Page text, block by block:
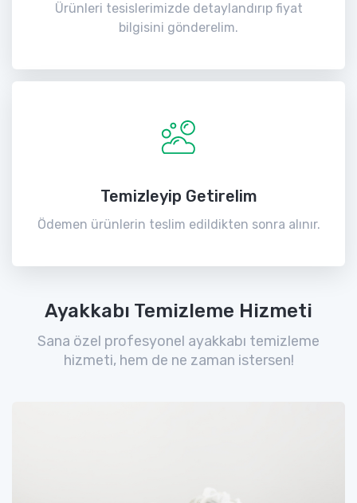
Ürünleri tesislerimizde detaylandırıp fiyat
bilgisini gönderelim.
Temizleyip Getirelim
Ödemen ürünlerin teslim edildikten sonra alınır.
Ayakkabı Temizleme Hizmeti
Sana özel profesyonel ayakkabı temizleme
hizmeti, hem de ne zaman istersen!